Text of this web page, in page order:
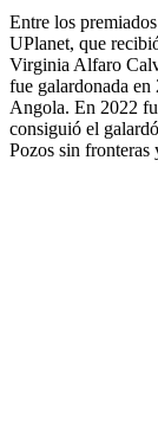
Entre los
UPlanet, que
Virginia Alfaro
fue galardonada
Angola. En 2022
consiguió el
Pozos sin